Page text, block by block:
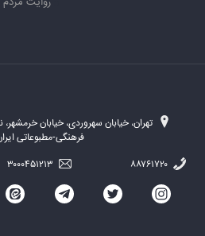
تهران، خیابان سهروردی، خیابان
فرهنگی-مطبوعاتی